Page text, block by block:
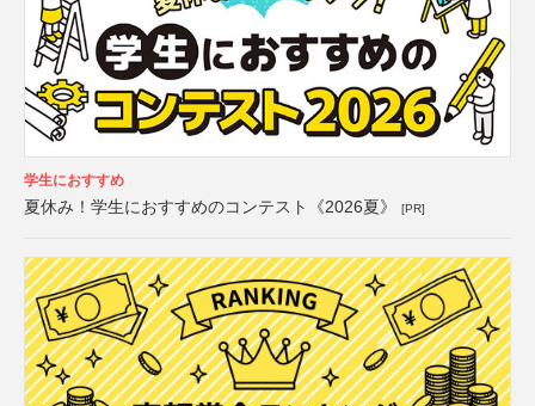
学生におすすめ
夏休み！学生におすすめのコンテスト《2026夏》 [PR]